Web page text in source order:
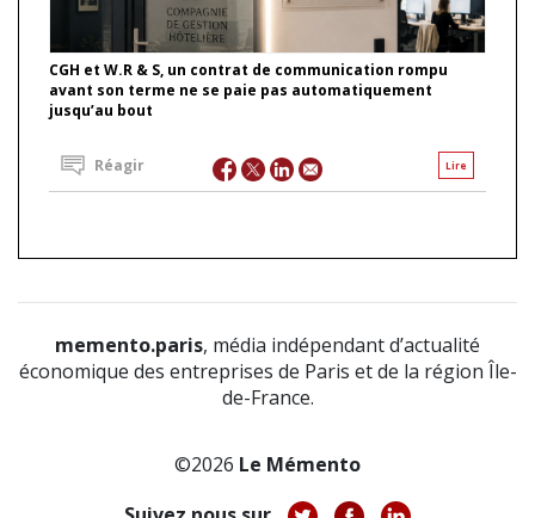
CGH et W.R & S, un contrat de communication rompu
avant son terme ne se paie pas automatiquement
jusqu’au bout
Lire
Réagir
memento.paris, média indépendant d’actualité
économique des entreprises de Paris et de la région Île-
de-France.
©2026 Le Mémento